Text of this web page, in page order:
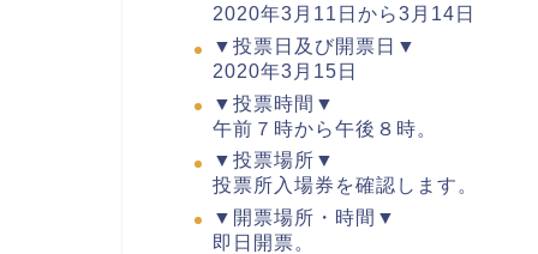
2020年3月11日から3月14日
▼投票日及び開票日▼
2020年3月15日
▼投票時間▼
午前７時から午後８時。
▼投票場所▼
投票所入場券を確認します。
▼開票場所・時間▼
即日開票。